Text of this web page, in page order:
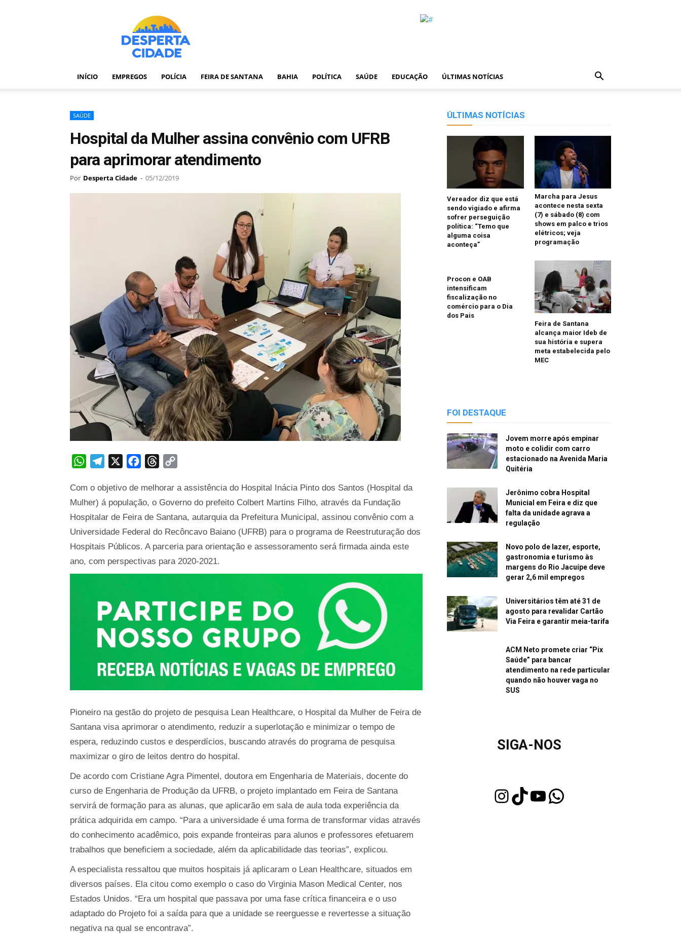
Desperta
Cidade
–
Portal
notícias
Bahia
INÍCIO EMPREGOS POLÍCIA FEIRA DE SANTANA BAHIA POLÍTICA SAÚDE EDUCAÇÃO ÚLTIMAS NOTÍCIAS
SAÚDE
Hospital da Mulher assina convênio com UFRB
para aprimorar atendimento
Por Desperta Cidade - 05/12/2019
WhatsAppTelegram FacebookThreads
Com o objetivo de melhorar a assistência do Hospital Inácia Pinto dos Santos (Hospital da
Mulher) á população, o Governo do prefeito Colbert Martins Filho, através da Fundação
Hospitalar de Feira de Santana, autarquia da Prefeitura Municipal, assinou convênio com a
Universidade Federal do Recôncavo Baiano (UFRB) para o programa de Reestruturação dos
Hospitais Públicos. A parceria para orientação e assessoramento será firmada ainda este
ano, com perspectivas para 2020-2021.
Pioneiro na gestão do projeto de pesquisa Lean Healthcare, o Hospital da Mulher de Feira de
Santana visa aprimorar o atendimento, reduzir a superlotação e minimizar o tempo de
espera, reduzindo custos e desperdícios, buscando através do programa de pesquisa
maximizar o giro de leitos dentro do hospital.
De acordo com Cristiane Agra Pimentel, doutora em Engenharia de Materiais, docente do
curso de Engenharia de Produção da UFRB, o projeto implantado em Feira de Santana
servirá de formação para as alunas, que aplicarão em sala de aula toda experiência da
prática adquirida em campo. “Para a universidade é uma forma de transformar vidas através
do conhecimento acadêmico, pois expande fronteiras para alunos e professores efetuarem
trabalhos que beneficiem a sociedade, além da aplicabilidade das teorias”, explicou.
A especialista ressaltou que muitos hospitais já aplicaram o Lean Healthcare, situados em
diversos países. Ela citou como exemplo o caso do Virginia Mason Medical Center, nos
Estados Unidos. “Era um hospital que passava por uma fase crítica financeira e o uso
adaptado do Projeto foi a saída para que a unidade se reerguesse e revertesse a situação
negativa na qual se encontrava”.
ÚLTIMAS NOTÍCIAS
Vereador diz que está
sendo vigiado e afirma
sofrer perseguição
política: “Temo que
alguma coisa
aconteça”
Marcha para Jesus
acontece nesta sexta
(7) e sábado (8) com
shows em palco e trios
elétricos; veja
programação
Procon e OAB
intensificam
fiscalização no
comércio para o Dia
dos Pais
Feira de Santana
alcança maior Ideb de
sua história e supera
meta estabelecida pelo
MEC
FOI DESTAQUE
Jovem morre após empinar
moto e colidir com carro
estacionado na Avenida Maria
Quitéria
Jerônimo cobra Hospital
Municial em Feira e diz que
falta da unidade agrava a
regulação
Novo polo de lazer, esporte,
gastronomia e turismo às
margens do Rio Jacuípe deve
gerar 2,6 mil empregos
Universitários têm até 31 de
agosto para revalidar Cartão
Via Feira e garantir meia-tarifa
ACM Neto promete criar “Pix
Saúde” para bancar
atendimento na rede particular
quando não houver vaga no
SUS
SIGA-NOS
InstagramTikTok Youtube WhatsApp